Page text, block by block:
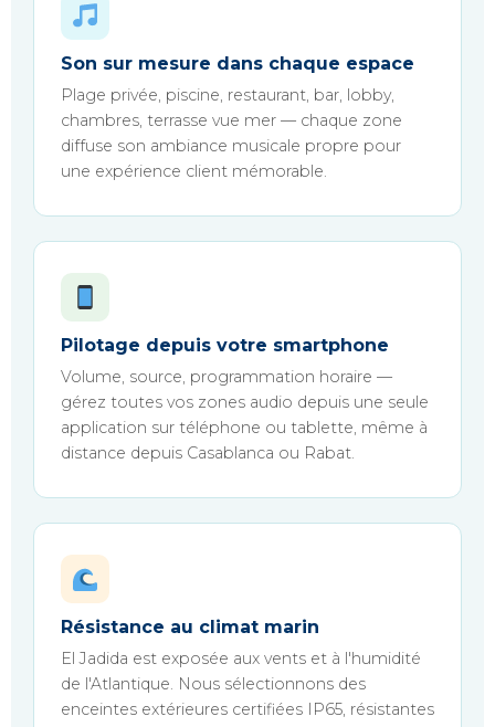
Son sur mesure dans chaque espace
Plage privée, piscine, restaurant, bar, lobby,
chambres, terrasse vue mer — chaque zone
diffuse son ambiance musicale propre pour
une expérience client mémorable.
Pilotage depuis votre smartphone
Volume, source, programmation horaire —
gérez toutes vos zones audio depuis une seule
application sur téléphone ou tablette, même à
distance depuis Casablanca ou Rabat.
Résistance au climat marin
El Jadida est exposée aux vents et à l'humidité
de l'Atlantique. Nous sélectionnons des
enceintes extérieures certifiées IP65, résistantes